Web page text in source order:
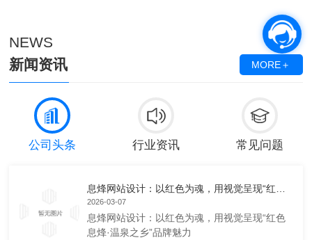
NEWS
新闻资讯
MORE＋
公司头条 行业资讯 常见问题
2026-03-07
息烽网站设计：以红色为魂，用视觉呈现“红色
息烽·温泉之乡”品牌魅力